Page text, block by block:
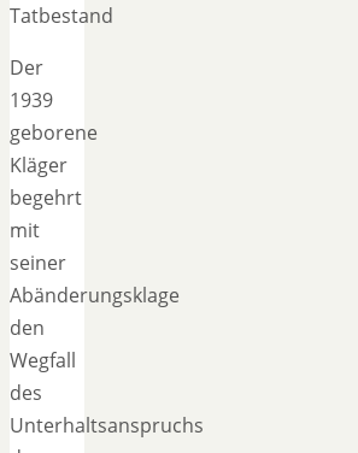
Tatbestand
Der
1939
geborene
Kläger
begehrt
mit
seiner
Abänderungsklage
den
Wegfall
des
Unterhaltsanspruchs